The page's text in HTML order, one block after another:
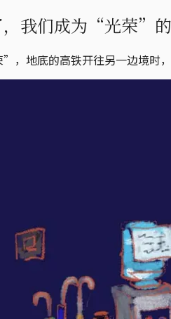
，我们成为“光荣”
，地底的高铁开往另一边境时